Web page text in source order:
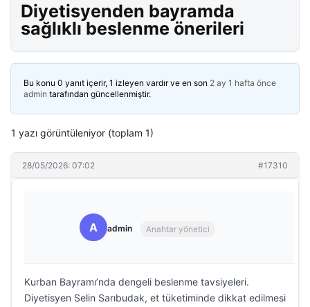
Diyetisyenden bayramda
sağlıklı beslenme önerileri
Bu konu 0 yanıt içerir, 1 izleyen vardır ve en son 2 ay 1 hafta önce
admin tarafından güncellenmiştir.
1 yazı görüntüleniyor (toplam 1)
28/05/2026: 07:02 #17310
A admin Anahtar yönetici
Kurban Bayramı’nda dengeli beslenme tavsiyeleri.
Diyetisyen Selin Sarıbudak, et tüketiminde dikkat edilmesi